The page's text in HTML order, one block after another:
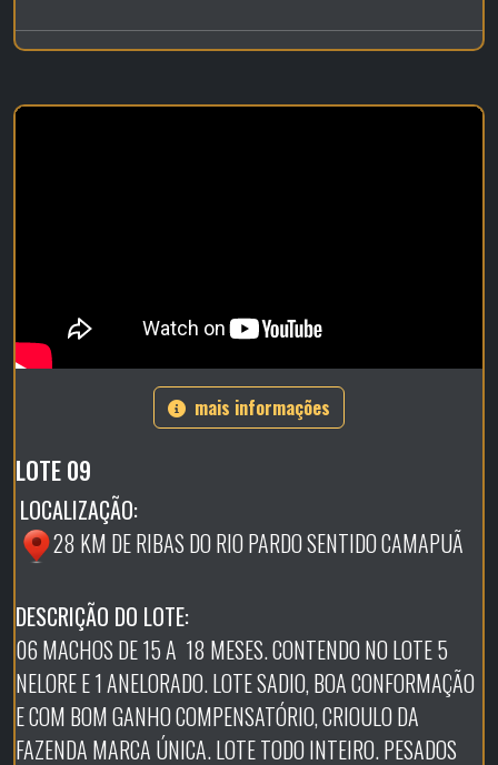
mais informações
LOTE 09
LOCALIZAÇÃO:
28 KM DE RIBAS DO RIO PARDO SENTIDO CAMAPUÃ
DESCRIÇÃO DO LOTE:
06 MACHOS DE 15 A 18 MESES. CONTENDO NO LOTE 5
NELORE E 1 ANELORADO. LOTE SADIO, BOA CONFORMAÇÃO
E COM BOM GANHO COMPENSATÓRIO, CRIOULO DA
FAZENDA MARCA ÚNICA. LOTE TODO INTEIRO. PESADOS